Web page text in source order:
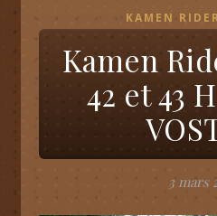
KAMEN
Kamen
42 et 43
3 mars